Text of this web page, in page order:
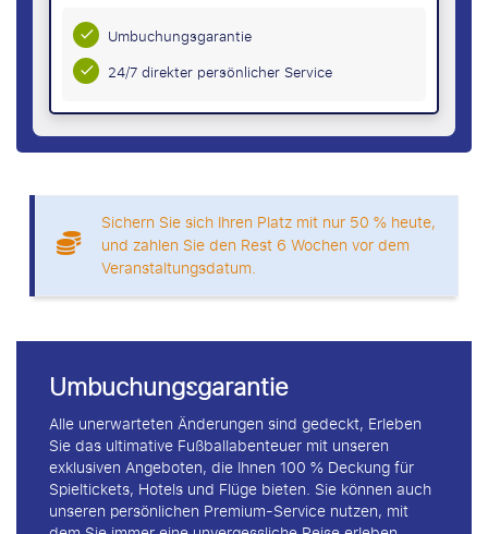
Umbuchungsgarantie
24/7 direkter persönlicher Service
Sichern Sie sich Ihren Platz mit nur 50 % heute,
und zahlen Sie den Rest 6 Wochen vor dem
Veranstaltungsdatum.
Umbuchungsgarantie
Alle unerwarteten Änderungen sind gedeckt, Erleben
Sie das ultimative Fußballabenteuer mit unseren
exklusiven Angeboten, die Ihnen 100 % Deckung für
Spieltickets, Hotels und Flüge bieten. Sie können auch
unseren persönlichen Premium-Service nutzen, mit